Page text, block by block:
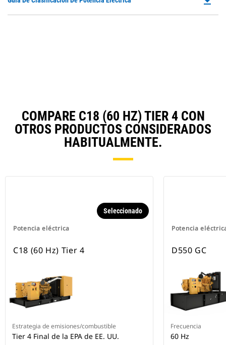
COMPARE C18 (60 HZ) TIER 4 CON
OTROS PRODUCTOS CONSIDERADOS
HABITUALMENTE.
Potencia eléctrica
Seleccionado
C18 (60 Hz) Tier 4
Estrategia de emisiones/combustible
Tier 4 Final de la EPA de EE. UU.
Potencia
D550 GC
Frecuencia
60 Hz